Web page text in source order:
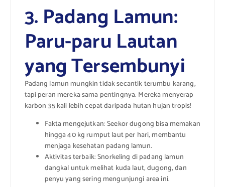
3. Padang Lamun:
Paru-paru Lautan
yang Tersembunyi
Padang lamun mungkin tidak secantik terumbu karang,
tapi peran mereka sama pentingnya. Mereka menyerap
karbon 35 kali lebih cepat daripada hutan hujan tropis!
Fakta mengejutkan: Seekor dugong bisa memakan
hingga 40 kg rumput laut per hari, membantu
menjaga kesehatan padang lamun.
Aktivitas terbaik: Snorkeling di padang lamun
dangkal untuk melihat kuda laut, dugong, dan
penyu yang sering mengunjungi area ini.